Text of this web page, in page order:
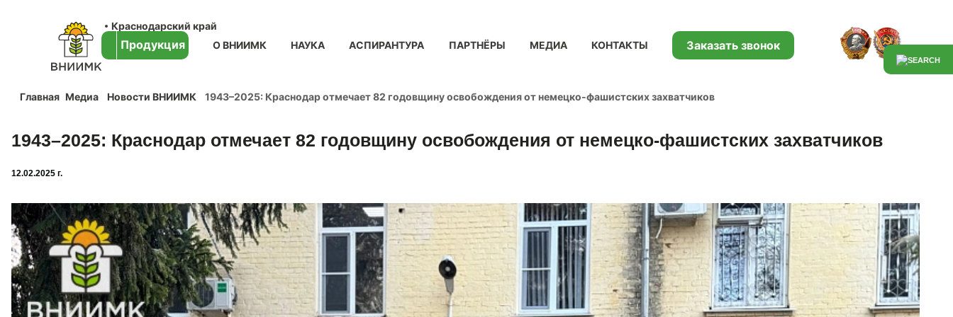
Краснодарский край
Продукция О ВНИИМК НАУКА АСПИРАНТУРА ПАРТНЁРЫ МЕДИА КОНТАКТЫ Заказать звонок
Главная Медиа Новости ВНИИМК 1943–2025: Краснодар отмечает 82 годовщину освобождения от немецко-фашистских захватчиков
1943–2025: Краснодар отмечает 82 годовщину освобождения от немецко-фашистских захватчиков
12.02.2025 г.